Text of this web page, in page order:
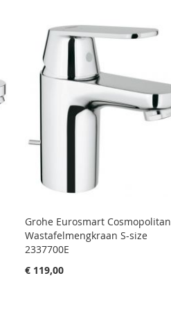
Grohe Eurosmart Cosmopolitan
Wastafelmengkraan S-size
2337700E
€ 119,00